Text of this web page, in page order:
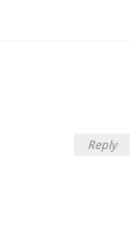
Reply